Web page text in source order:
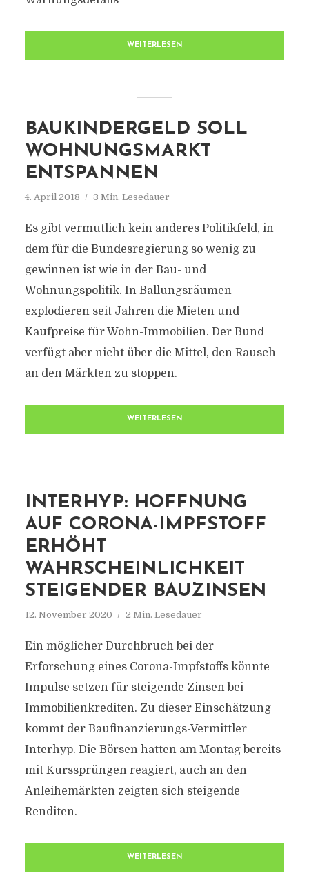
WEITERLESEN
BAUKINDERGELD SOLL
WOHNUNGSMARKT
ENTSPANNEN
4. April 2018 3 Min. Lesedauer
Es gibt vermutlich kein anderes Politikfeld, in
dem für die Bundesregierung so wenig zu
gewinnen ist wie in der Bau- und
Wohnungspolitik. In Ballungsräumen
explodieren seit Jahren die Mieten und
Kaufpreise für Wohn-Immobilien. Der Bund
verfügt aber nicht über die Mittel, den Rausch
an den Märkten zu stoppen.
WEITERLESEN
INTERHYP: HOFFNUNG
AUF CORONA-IMPFSTOFF
ERHÖHT
WAHRSCHEINLICHKEIT
STEIGENDER BAUZINSEN
12. November 2020 2 Min. Lesedauer
Ein möglicher Durchbruch bei der
Erforschung eines Corona-Impfstoffs könnte
Impulse setzen für steigende Zinsen bei
Immobilienkrediten. Zu dieser Einschätzung
kommt der Baufinanzierungs-Vermittler
Interhyp. Die Börsen hatten am Montag bereits
mit Kurssprüngen reagiert, auch an den
Anleihemärkten zeigten sich steigende
Renditen.
WEITERLESEN